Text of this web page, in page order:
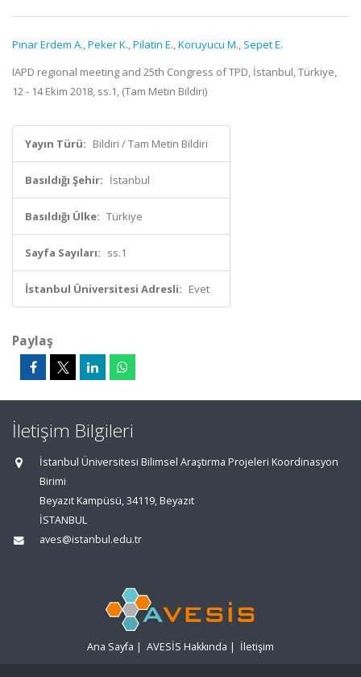
Pınar Erdem A.,Peker K.,Pilatin E.,Koruyucu M., Sepet E.
IAPD regional meeting and 25th Congress of TPD, İstanbul, Türkiye,
12 - 14 Ekim 2018, ss.1, (Tam Metin Bildiri)
Yayın Türü: Bildiri / Tam Metin Bildiri
Basıldığı Şehir: İstanbul
Basıldığı Ülke: Türkiye
Sayfa Sayıları: ss.1
İstanbul Üniversitesi Adresli: Evet
Paylaş
İletişim Bilgileri
İstanbul Üniversitesi Bilimsel Araştırma Projeleri Koordinasyon
Birimi
Beyazıt Kampüsü, 34119, Beyazıt
İSTANBUL
aves@istanbul.edu.tr
Ana Sayfa | AVESİS Hakkında | İletişim